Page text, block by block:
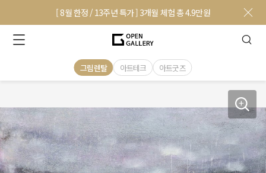
[ 8월 한정 / 13주년 특가 ] 3개월 체험 총 4.9만원
그림렌탈 아트테크 아트굿즈